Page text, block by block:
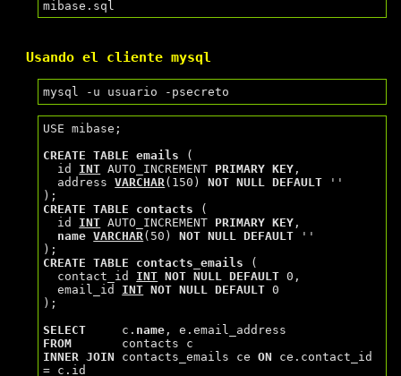
Usando el cliente mysql
USE mibase;
CREATE
TABLE emails (
  id
INT AUTO_INCREMENT PRIMARY KEY ,
  address
VARCHAR(150) NOT NULL DEFAULT
''
CREATE
TABLE contacts (
  id
INT AUTO_INCREMENT PRIMARY KEY ,
name VARCHAR(50) NOT NULL DEFAULT
''
CREATE
TABLE contacts_emails (
  contact_id
INT NOT NULL DEFAULT 0,
  email_id
INT NOT NULL DEFAULT 0
);
SELECT
     c.
name
FROM
INNER JOIN contacts_emails ce ON ce.contact_id